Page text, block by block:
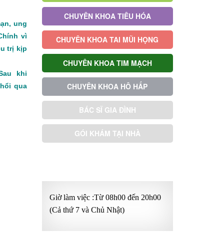
ung
vì
trị kịp
khi
qua
CHUYÊN KHOA TIÊU HÓA
CHUYÊN KHOA TAI MŨI HỌNG
CHUYÊN KHOA TIM MẠCH
CHUYÊN KHOA HÔ HẤP
BÁC SĨ GIA ĐÌNH
GÓI KHÁM TẠI NHÀ
Giờ làm việc :Từ 08h00 đến 20h00
(Cả thứ 7 và Chủ Nhật)